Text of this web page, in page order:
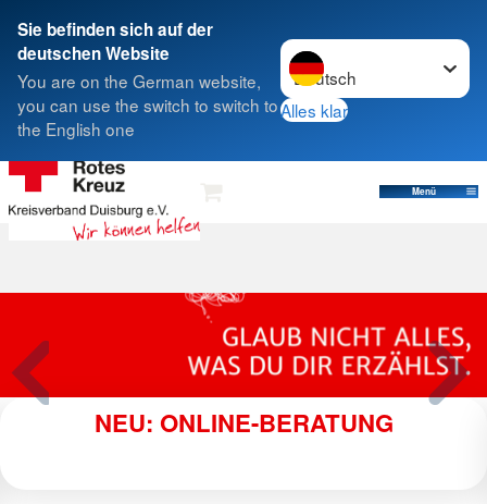
Sie befinden sich auf der
deutschen Website
You are on the German website,
you can use the switch to switch to
the English one
Sprache wechseln zu
Alles klar
Menü
Suche
NEU: ONLINE-BERATUNG